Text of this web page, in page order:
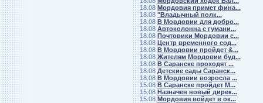
18.08 Мордовия примет фина...
18.08 "Владычный полк...
18.08 В Мордовии для добро...
18.08 Автоколонна с гумани...
18.08 Почтовики Мордовии с...
18.08 Центр временного сод...
18.08 В Мордовии пройдет &...
18.08 Жителям Мордовии буд...
18.08 В Саранске проходят ...
18.08 Детские сады Саранск...
18.08 В Мордовии возросла ...
15.08 В Саранске пройдет М...
15.08 Назначен новый дирек...
15.08 Мордовия войдет в ок...